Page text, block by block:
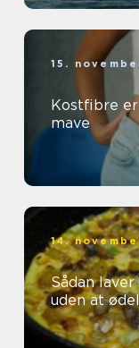
15.
Kostfibre
mave
14.
Sådan
uden at